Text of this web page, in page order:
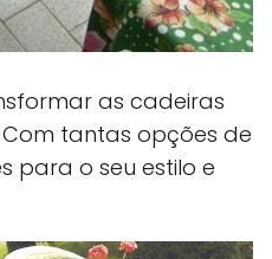
as cadeiras
tantas opções de
para o seu estilo e